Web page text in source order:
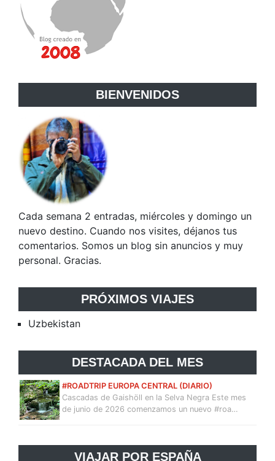
BIENVENIDOS
Cada semana 2 entradas, miércoles y domingo un
nuevo destino. Cuando nos visites, déjanos tus
comentarios. Somos un blog sin anuncios y muy
personal. Gracias.
PRÓXIMOS VIAJES
Uzbekistan
DESTACADA DEL MES
#ROADTRIP EUROPA CENTRAL (DIARIO)
Cascadas de Gaishöll en la Selva Negra Este mes
de junio de 2026 comenzamos un nuevo #roa…
VIAJAR POR ESPAÑA